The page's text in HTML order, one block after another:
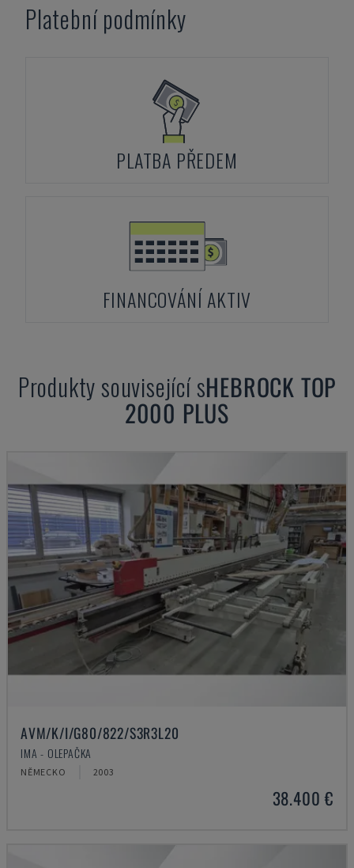
Platební podmínky
PLATBA PŘEDEM
FINANCOVÁNÍ AKTIV
Produkty související sHEBROCK TOP
2000 PLUS
AVM/K/I/G80/822/S3R3L20
IMA - OLEPAČKA
NĚMECKO 2003
38.400 €